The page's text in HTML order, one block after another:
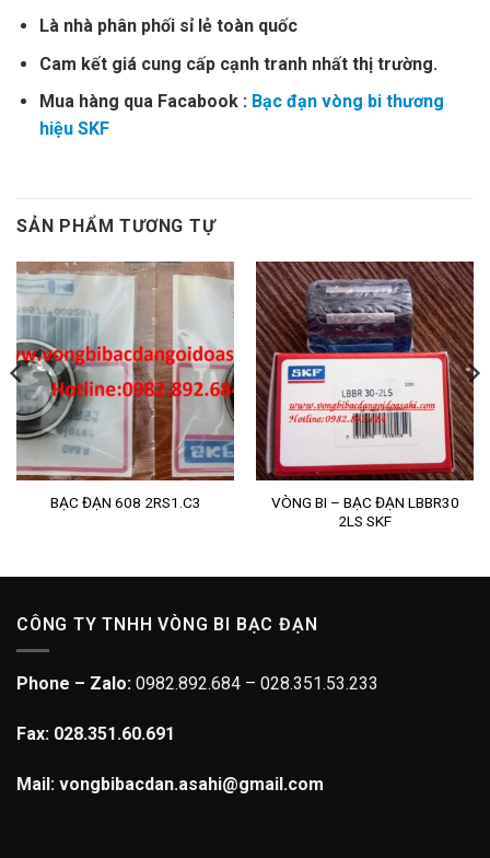
Là nhà phân phối sỉ lẻ toàn quốc
Cam kết giá cung cấp cạnh tranh nhất thị trường.
Mua hàng qua Facabook : Bạc đạn vòng bi thương
hiệu SKF
SẢN PHẨM TƯƠNG TỰ
BẠC ĐẠN 608 2RS1.C3
VÒNG BI – BẠC ĐẠN LBBR30
2LS SKF
CÔNG TY TNHH VÒNG BI BẠC ĐẠN
Phone – Zalo: 0982.892.684 – 028.351.53.233
Fax: 028.351.60.691
Mail: vongbibacdan.asahi@gmail.com